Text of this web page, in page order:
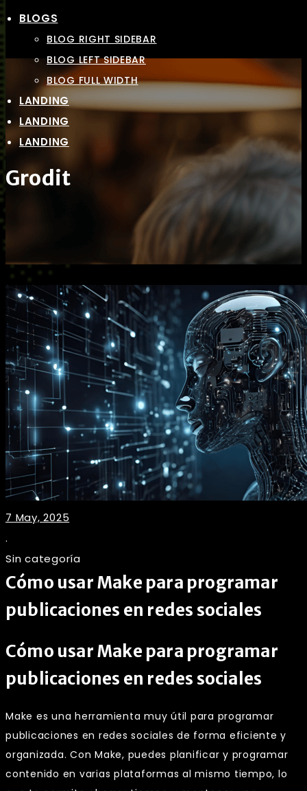
BLOGS
BLOG RIGHT SIDEBAR
BLOG LEFT SIDEBAR
BLOG FULL WIDTH
LANDING
LANDING
LANDING
Grodit
7 May, 2025
.
Sin categoría
Cómo usar Make para programar
publicaciones en redes sociales
Cómo usar Make para programar
publicaciones en redes sociales
Make es una herramienta muy útil para programar
publicaciones en redes sociales de forma eficiente y
organizada. Con Make, puedes planificar y programar
contenido en varias plataformas al mismo tiempo, lo